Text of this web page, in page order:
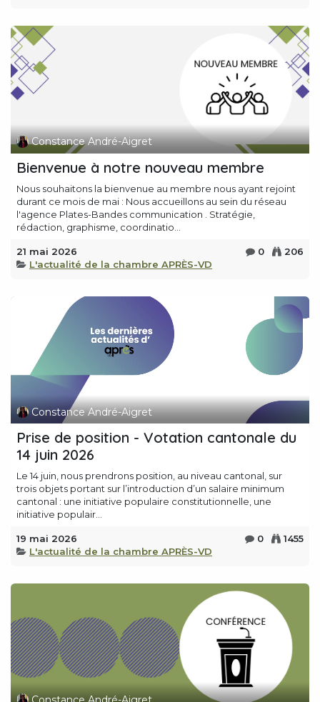
Constance André-Aigret
Bienvenue à notre nouveau membre
Nous souhaitons la bienvenue au membre nous ayant rejoint
durant ce mois de mai : Nous accueillons au sein du réseau
l'agence Plates-Bandes communication . Stratégie,
rédaction, graphisme, coordinatio...
21 mai 2026 0
206
L'actualité de la chambre APRÈS-VD
Constance André-Aigret
Prise de position - Votation cantonale du
14 juin 2026
Le 14 juin, nous prendrons position, au niveau cantonal, sur
trois objets portant sur l’introduction d’un salaire minimum
cantonal : une initiative populaire constitutionnelle, une
initiative populair...
19 mai 2026 0
1455
L'actualité de la chambre APRÈS-VD